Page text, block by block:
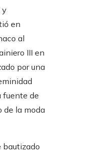
y
en
al
III en
por una
fuente de
de la moda
bautizado